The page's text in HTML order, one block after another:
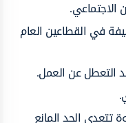
في القطاعين العام
التعطل عن العمل.
تتعدى الحد المانع